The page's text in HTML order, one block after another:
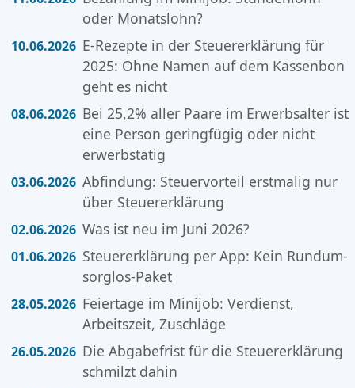
oder Monatslohn?
10.06.2026 E-Rezepte in der Steuererklärung für
2025: Ohne Namen auf dem Kassenbon
geht es nicht
08.06.2026 Bei 25,2% aller Paare im Erwerbsalter ist
eine Person geringfügig oder nicht
erwerbstätig
03.06.2026 Abfindung: Steuervorteil erstmalig nur
über Steuererklärung
02.06.2026 Was ist neu im Juni 2026?
01.06.2026 Steuererklärung per App: Kein Rundum-
sorglos-Paket
28.05.2026 Feiertage im Minijob: Verdienst,
Arbeitszeit, Zuschläge
26.05.2026 Die Abgabefrist für die Steuererklärung
schmilzt dahin